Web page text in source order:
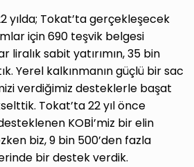
yılda; Tokat’ta gerçekleşecek
için 690 teşvik belgesi
liralık sabit yatırımın, 35 bin
Yerel kalkınmanın güçlü bir sac
verdiğimiz desteklerle başat
Tokat’ta 22 yıl önce
KOBİ’miz bir elin
biz, 9 bin 500’den fazla
bir destek verdik.